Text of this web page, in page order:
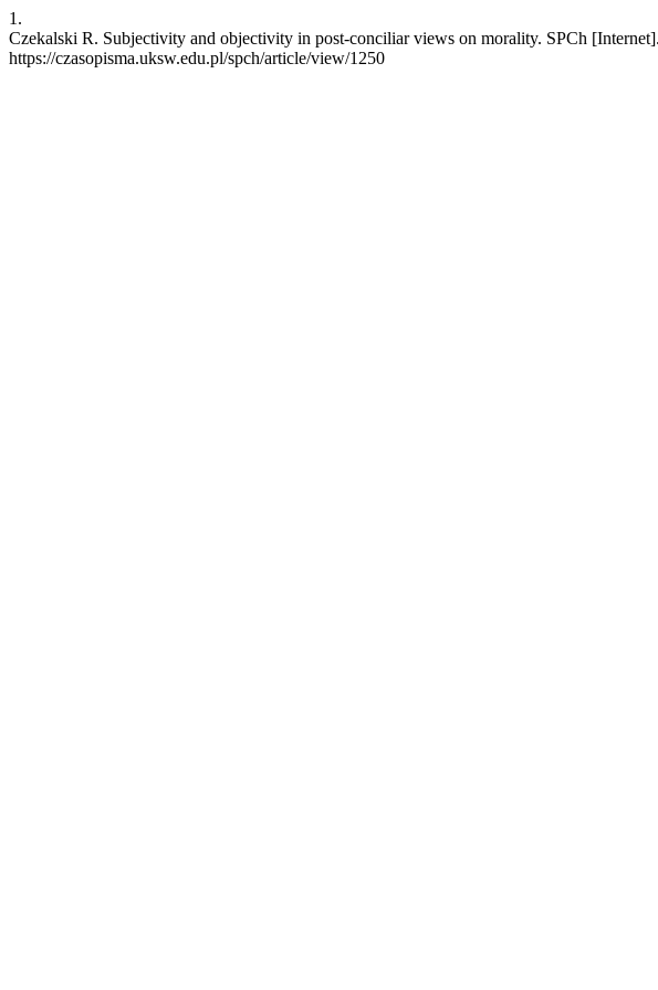
1.
Czekalski R. Subjectivity and objectivity in post-conciliar views on morality. SPCh
https://czasopisma.uksw.edu.pl/spch/article/view/1250